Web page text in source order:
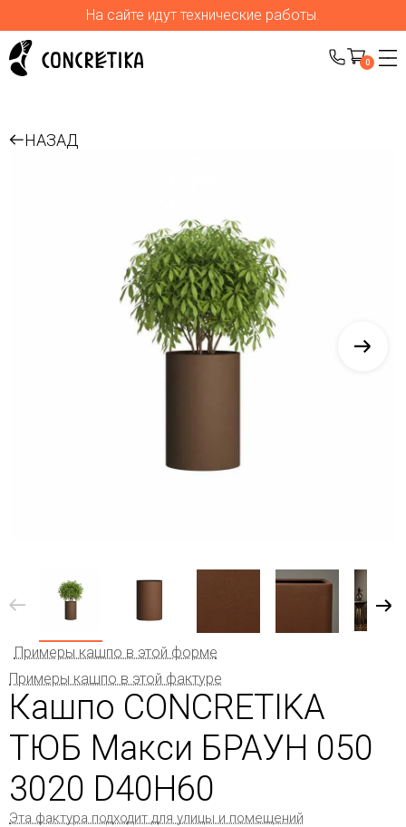
На сайте идут технические работы.
0
НАЗАД
Примеры кашпо в этой форме
Примеры кашпо в этой фактуре
Кашпо CONCRETIKA
ТЮБ Макси БРАУН 050
3020 D40H60
Эта фактура подходит для улицы и помещений